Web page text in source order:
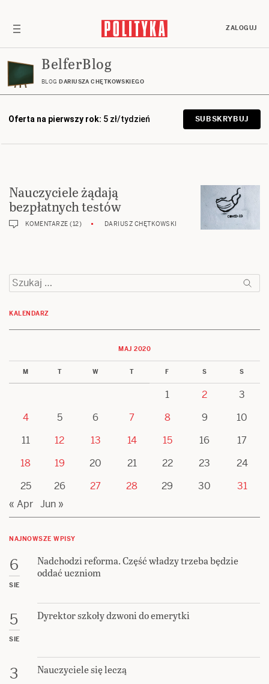
ZALOGUJ
BelferBlog
BLOG DARIUSZA CHĘTKOWSKIEGO
Oferta na pierwszy rok: 5 zł/tydzień SUBSKRYBUJ
Nauczyciele żądają
bezpłatnych testów
KOMENTARZE (12) DARIUSZ CHĘTKOWSKI
Szukaj:
KALENDARZ
MAJ 2020
M T W T F S S
1 2
3
4
5 6 7 8 9
10
11
12 13 14 15 16
17
18
19 20 21 22 23
24
25
26 27 28 29 30
31
« Apr Jun »
NAJNOWSZE WPISY
6
SIE
Nadchodzi reforma. Część władzy trzeba będzie
oddać uczniom
5
SIE
Dyrektor szkoły dzwoni do emerytki
3 Nauczyciele się leczą